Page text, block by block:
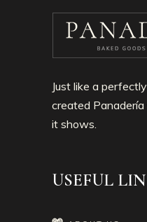
Just like a
created
it shows.
USEFUL